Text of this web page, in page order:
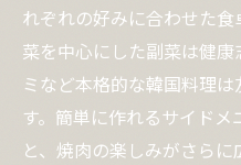
れぞれの好みに合わせた
菜を中心にした副菜は健
ミなど本格的な韓国料理
す。簡単に作れるサイドメ
と、焼肉の楽しみがさらに